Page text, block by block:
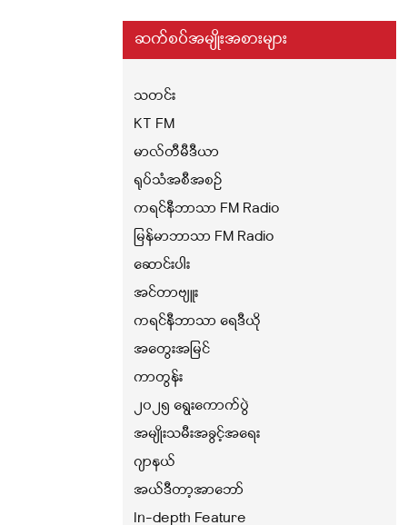
ဆက်စပ်အမျိုးအစားများ
သတင်း
KT FM
မာလ်တီမီဒီယာ
ရုပ်သံအစီအစဉ်
ကရင်နီဘာသာ FM Radio
မြန်မာဘာသာ FM Radio
ဆောင်းပါး
အင်တာဗျူး
ကရင်နီဘာသာ ရေဒီယို
အတွေးအမြင်
ကာတွန်း
၂၀၂၅ ရွေးကောက်ပွဲ
အမျိုးသမီးအခွင့်အရေး
ဂျာနယ်
အယ်ဒီတာ့အာဘော်
In-depth Feature